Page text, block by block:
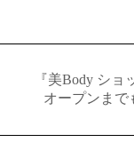
『美Body シ
オープンまで